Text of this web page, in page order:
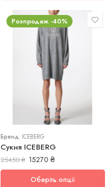
Розпродаж -40%
Бренд: ICEBERG
Сукня ICEBERG
25450₴ 15270 ₴
Оберіть опції